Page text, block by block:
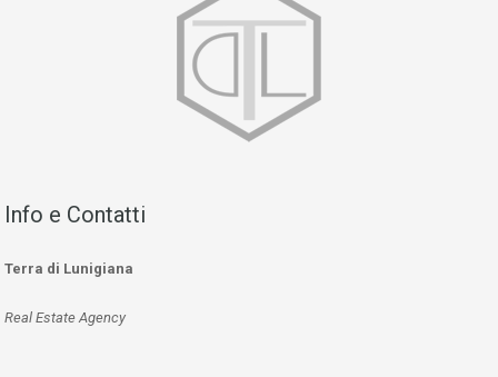
Info e Contatti
Terra di Lunigiana
Real Estate Agency